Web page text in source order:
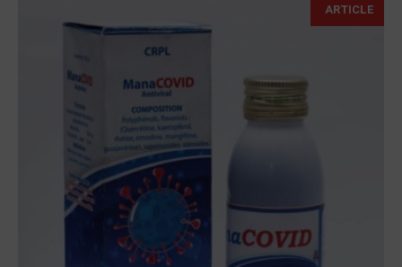
ARTICLE